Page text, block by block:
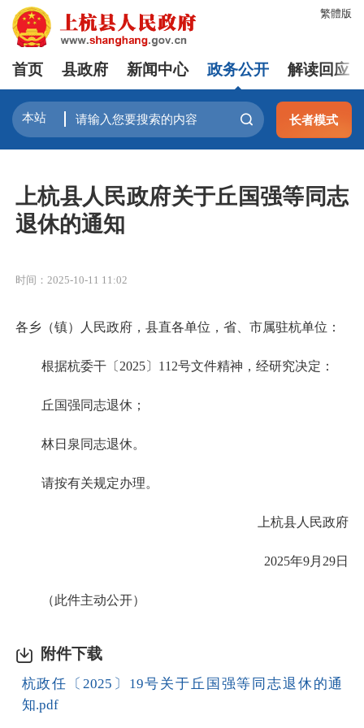
繁體版
首页 县政府 新闻中心 政务公开 解读回应
长者模式
上杭县人民政府关于丘国强等同志
退休的通知
时间：2025-10-11 11:02
各乡（镇）人民政府，县直各单位，省、市属驻杭单位：
根据杭委干〔2025〕112号文件精神，经研究决定：
丘国强同志退休；
林日泉同志退休。
请按有关规定办理。
上杭县人民政府
2025年9月29日
（此件主动公开）
附件下载
杭政任〔2025〕19号关于丘国强等同志退休的通
知.pdf